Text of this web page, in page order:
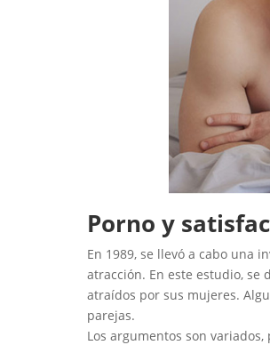
Porno y
En 1989, se llevó a cabo una
atracción. En este estudio, se
atraídos por sus mujeres.
parejas.
Los argumentos son